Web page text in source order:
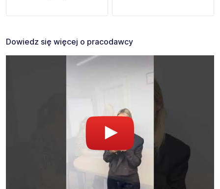
Dowiedz się więcej o pracodawcy